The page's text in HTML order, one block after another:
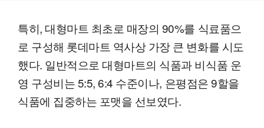
특히, 대형마트 최초로 매장의 90%를 식료품으
로 구성해 롯데마트 역사상 가장 큰 변화를 시도
했다. 일반적으로 대형마트의 식품과 비식품 운
영 구성비는 5:5, 6:4 수준이나, 은평점은 9할을
식품에 집중하는 포맷을 선보였다.